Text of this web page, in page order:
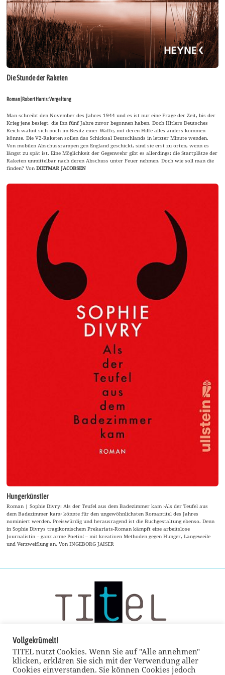
Die Stunde der Raketen
Roman | Robert Harris: Vergeltung
Man schreibt den November des Jahres 1944 und es ist nur eine Frage der Zeit, bis der
Krieg jene besiegt, die ihn fünf Jahre zuvor begonnen haben. Doch Hitlers Deutsches
Reich wähnt sich noch im Besitz einer Waffe, mit deren Hilfe alles anders kommen
könnte. Die V2-Raketen sollen das Schicksal Deutschlands in letzter Minute wenden.
Von mobilen Abschussrampen gen England geschickt, sind sie erst zu orten, wenn es
längst zu spät ist. Eine Möglichkeit der Gegenwehr gibt es allerdings: die Startplätze der
Raketen unmittelbar nach deren Abschuss unter Feuer nehmen. Doch wie soll man die
finden? VonDIETMAR JACOBSEN
Hungerkünstler
Roman | Sophie Divry: Als der Teufel aus dem Badezimmer kam ›Als der Teufel aus
dem Badezimmer kam‹ könnte für den ungewöhnlichsten Romantitel des Jahres
nominiert werden. Preiswürdig und herausragend ist die Buchgestaltung ebenso. Denn
in Sophie Divrys tragikomischem Prekariats-Roman kämpft eine arbeitslose
Journalistin – ganz arme Poetin! – mit kreativen Methoden gegen Hunger, Langeweile
und Verzweiflung an. Von INGEBORG JAISER
Vollgekrümelt!
TITEL nutzt Cookies. Wenn Sie auf "Alle annehmen"
klicken, erklären Sie sich mit der Verwendung aller
Cookies einverstanden. Sie können Cookies jedoch